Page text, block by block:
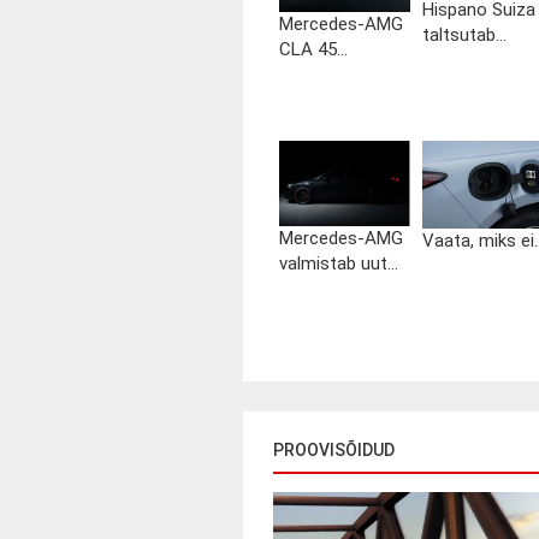
Mercedes-AMG
CLA 45...
Hispano Suiza
taltsutab...
Mercedes-AMG
valmistab uut...
Vaata, miks
PROOVISÕIDUD